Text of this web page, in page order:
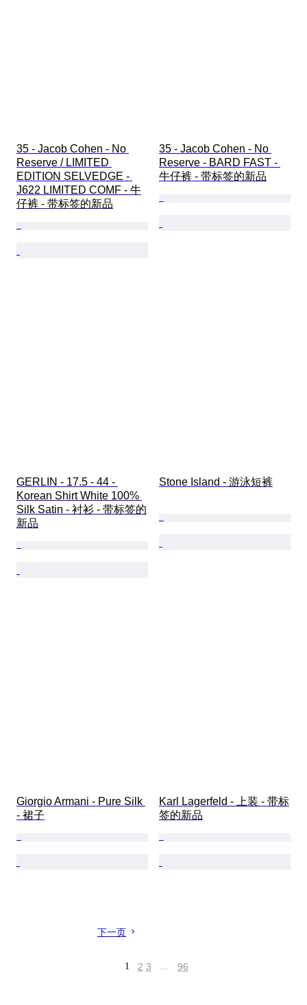
35 - Jacob Cohen - No
Reserve / LIMITED
EDITION SELVEDGE -
J622 LIMITED COMF - 牛
仔裤 - 带标签的新品
35 - Jacob Cohen - No
Reserve - BARD FAST -
牛仔裤 - 带标签的新品
GERLIN - 17.5 - 44 -
Korean Shirt White 100%
Silk Satin - 衬衫 - 带标签的
新品
Stone Island - 游泳短裤
Giorgio Armani - Pure Silk
- 裙子
Karl Lagerfeld - 上装 - 带标
签的新品
下一页
1 2 3 … 96